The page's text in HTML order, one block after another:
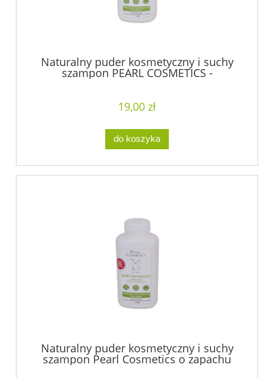
Naturalny puder kosmetyczny i suchy
szampon PEARL COSMETICS -
19,00 zł
do koszyka
Naturalny puder kosmetyczny i suchy
szampon Pearl Cosmetics o zapachu
drzewa cedrowego i lawendy